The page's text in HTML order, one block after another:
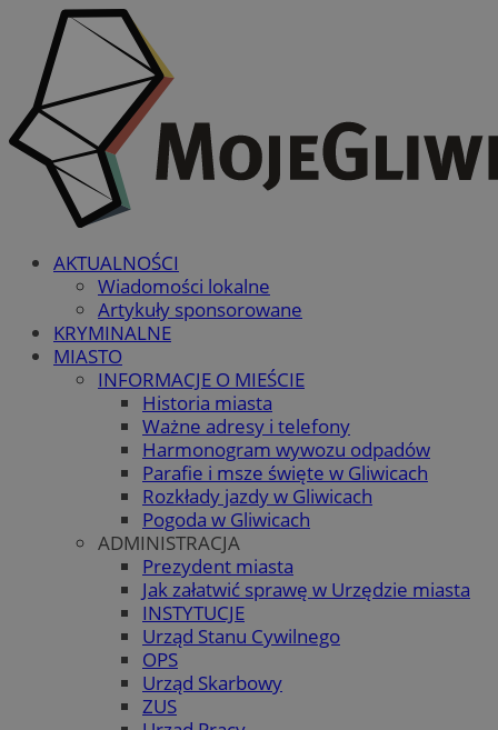
AKTUALNOŚCI
Wiadomości lokalne
Artykuły sponsorowane
KRYMINALNE
MIASTO
INFORMACJE O MIEŚCIE
Historia miasta
Ważne adresy i telefony
Harmonogram wywozu odpadów
Parafie i msze święte w Gliwicach
Rozkłady jazdy w Gliwicach
Pogoda w Gliwicach
ADMINISTRACJA
Prezydent miasta
Jak załatwić sprawę w Urzędzie miasta
INSTYTUCJE
Urząd Stanu Cywilnego
OPS
Urząd Skarbowy
ZUS